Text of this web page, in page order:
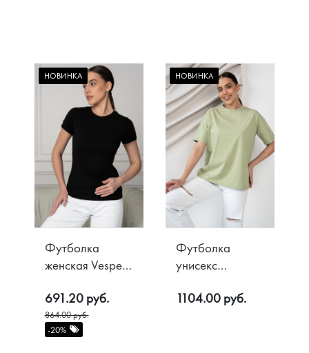
Акции
О компании
Доставка
НОВИНКА
Футболка
женская Vesper,
691.20 руб.
864.00 руб.
-20%
НОВИНКА
Футболка
унисекс
Фисташка
1104.00 руб.